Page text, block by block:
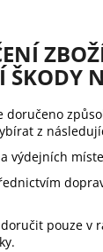
ŠKODY
doručeno
z
výdejních
pouze v